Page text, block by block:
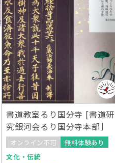
書道教室るり国分寺 [書道研
究銀河会るり国分寺本部］
オンライン不可
無料体験あり
文化・伝統